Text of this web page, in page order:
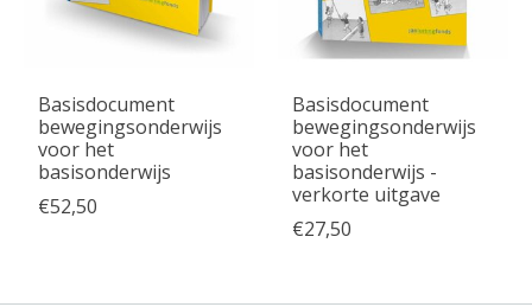
Basisdocument
bewegingsonderwijs
voor het
basisonderwijs
€52,50
Basisdocument
bewegingsonderwijs
voor het
basisonderwijs -
verkorte uitgave
€27,50